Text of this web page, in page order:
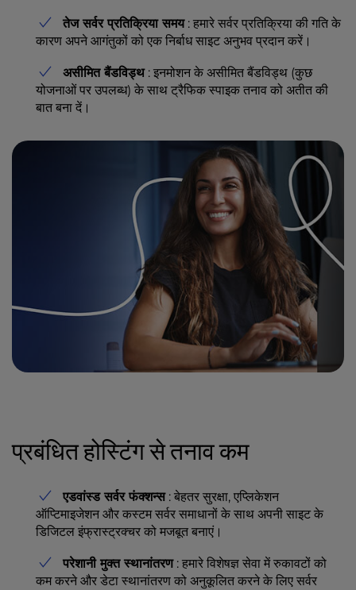
तेज सर्वर प्रतिक्रिया समय: हमारे सर्वर प्रतिक्रिया की गति के
कारण अपने आगंतुकों को एक निर्बाध साइट अनुभव प्रदान करें।
असीमित बैंडविड्थ: इनमोशन के असीमित बैंडविड्थ (कुछ
योजनाओं पर उपलब्ध) के साथ ट्रैफिक स्पाइक तनाव को अतीत की
बात बना दें।
प्रबंधित होस्टिंग से तनाव कम
एडवांस्ड सर्वर फंक्शन्स: बेहतर सुरक्षा, एप्लिकेशन
ऑप्टिमाइजेशन और कस्टम सर्वर समाधानों के साथ अपनी साइट के
डिजिटल इंफ्रास्ट्रक्चर को मजबूत बनाएं।
परेशानी मुक्त स्थानांतरण: हमारे विशेषज्ञ सेवा में रुकावटों को
कम करने और डेटा स्थानांतरण को अनुकूलित करने के लिए सर्वर